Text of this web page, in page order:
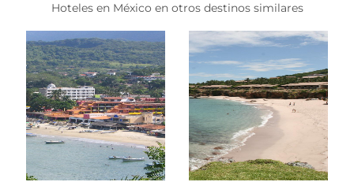
Hoteles en México en otros destinos similares